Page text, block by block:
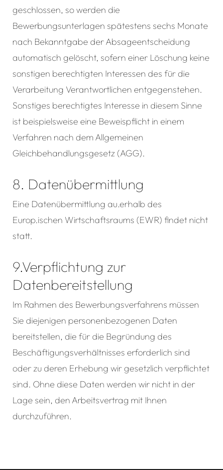
geschlossen, so werden die
Bewerbungsunterlagen spätestens sechs Monate
nach Bekanntgabe der Absageentscheidung
automatisch gelöscht, sofern einer Löschung keine
sonstigen berechtigten Interessen des für die
Verarbeitung Verantwortlichen entgegenstehen.
Sonstiges berechtigtes Interesse in diesem Sinne
ist beispielsweise eine Beweispflicht in einem
Verfahren nach dem Allgemeinen
Gleichbehandlungsgesetz (AGG).
8. Datenübermittlung
Eine Datenübermittlung au.erhalb des
Europ.ischen Wirtschaftsraums (EWR) findet nicht
statt.
9.Verpflichtung zur
Datenbereitstellung
Im Rahmen des Bewerbungsverfahrens müssen
Sie diejenigen personenbezogenen Daten
bereitstellen, die für die Begründung des
Beschäftigungsverhältnisses erforderlich sind
oder zu deren Erhebung wir gesetzlich verpflichtet
sind. Ohne diese Daten werden wir nicht in der
Lage sein, den Arbeitsvertrag mit Ihnen
durchzuführen.